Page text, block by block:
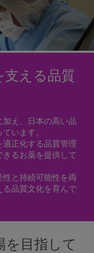
支える品質
え、日本の高い品
います。
正化する品質管理
るお薬を提供して
と持続可能性を両
る品質文化を育んで
を目指して